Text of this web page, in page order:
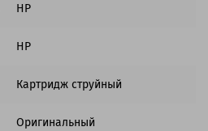
HP
HP
Картридж струйный
Оригинальный